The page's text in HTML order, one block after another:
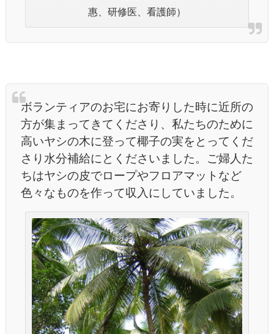
惠、研修医、看護師）
ボランティアのお宅にお寄りした時に近所の
方が集まってきてくださり、私たちのために
高いヤシの木に登って椰子の実をとってくだ
さり水分補給にとくださいました。ご婦人た
ちはヤシの皮でロープやフロアマットなど
色々なものを作って収入にしていました。